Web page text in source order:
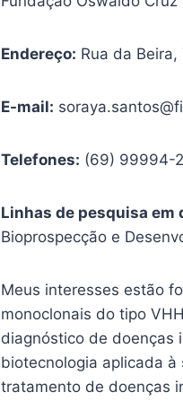
Endereço: Rua da
E-mail:
Telefones: (69) 99994-
Linhas de pesquisa em
Bioprospecção e
Meus interesses estão
monoclonais do tipo
diagnóstico de doenças
biotecnologia aplicada
tratamento de doenças